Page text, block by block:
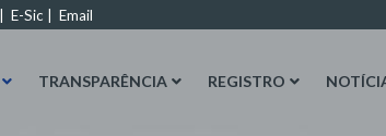
E-Sic Email
TRANSPARÊNCIA REGISTRO